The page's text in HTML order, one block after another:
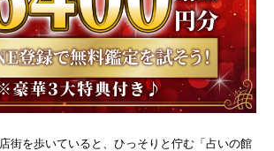
街を歩いていると、ひっそりと佇む「占いの館